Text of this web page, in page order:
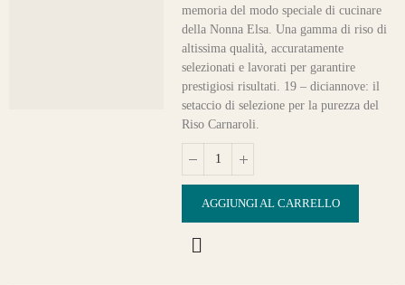
memoria del modo speciale di cucinare
della Nonna Elsa. Una gamma di riso di
altissima qualità, accuratamente
selezionati e lavorati per garantire
prestigiosi risultati. 19 – diciannove: il
setaccio di selezione per la purezza del
Riso Carnaroli.
AGGIUNGI AL CARRELLO